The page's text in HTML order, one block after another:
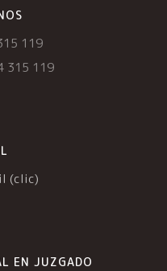
119
315 119
(clic)
EN JUZGADO